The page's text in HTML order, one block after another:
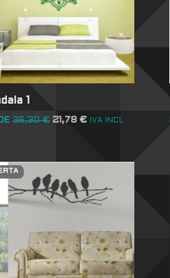
1
36,30€ 21,78€ IVA INCL